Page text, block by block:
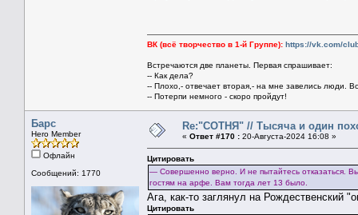
ВК (всё творчество в 1-й Группе): https://vk.com/
Встречаются две планеты. Первая спрашивает:
-- Как дела?
-- Плохо,- отвечает вторая,- на мне завелись люди.
-- Потерпи немного - скоро пройдут!
Барс
Hero Member
Офлайн
Сообщений: 1770
Re:"СОТНЯ" // Тысяча и один
« Ответ #170 : 20-Августа-2024 16:08 »
Цитировать
— Совершенно верно. И не пытайтесь отказаться.
гостям на арфе. Вам тогда лет 13 было.
Ага, как-то заглянул на Рождественский
Цитировать